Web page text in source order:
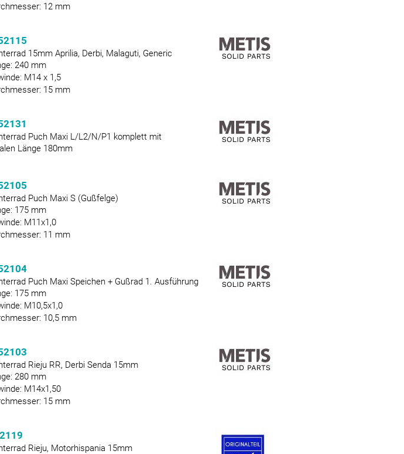
12 mm
15mm Aprilia, Derbi, Malaguti, Generic
240 mm
M14 x 1,5
15 mm
Puch Maxi L/L2/N/P1 komplett mit
Länge 180mm
Puch Maxi S (Gußfelge)
175 mm
M11x1,0
11 mm
Puch Maxi Speichen + Gußrad 1. Ausführung
175 mm
M10,5x1,0
10,5 mm
Rieju RR, Derbi Senda 15mm
280 mm
M14x1,50
15 mm
Rieju, Motorhispania 15mm